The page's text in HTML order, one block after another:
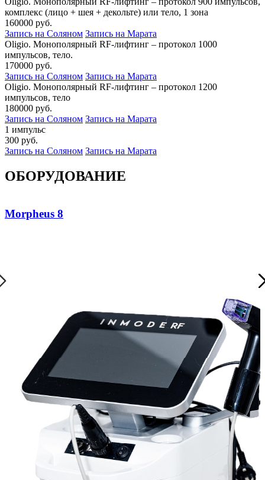
комплекс (лицо + шея + декольте) или тело, 1 зона
160000 руб.
Запись на Соляном Запись на Марата
Oligio. Монополярный RF-лифтинг – протокол 1000
импульсов, тело.
170000 руб.
Запись на Соляном Запись на Марата
Oligio. Монополярный RF-лифтинг – протокол 1200
импульсов, тело
180000 руб.
Запись на Соляном Запись на Марата
1 импульс
300 руб.
Запись на Соляном Запись на Марата
ОБОРУДОВАНИЕ
Morpheus 8